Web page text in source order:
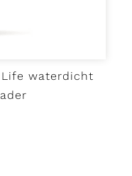
Life waterdicht